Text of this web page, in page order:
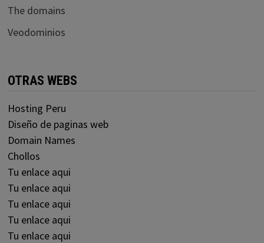
The domains
Veodominios
OTRAS WEBS
Hosting Peru
Diseño de paginas web
Domain Names
Chollos
Tu enlace aqui
Tu enlace aqui
Tu enlace aqui
Tu enlace aqui
Tu enlace aqui